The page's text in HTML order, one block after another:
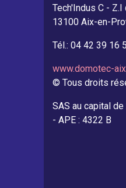
Tech'Indus C -
13100 Aix-en-
Tél.: 04 42 39 16
www.domotec-
© Tous droits
SAS au capital
- APE : 4322 B